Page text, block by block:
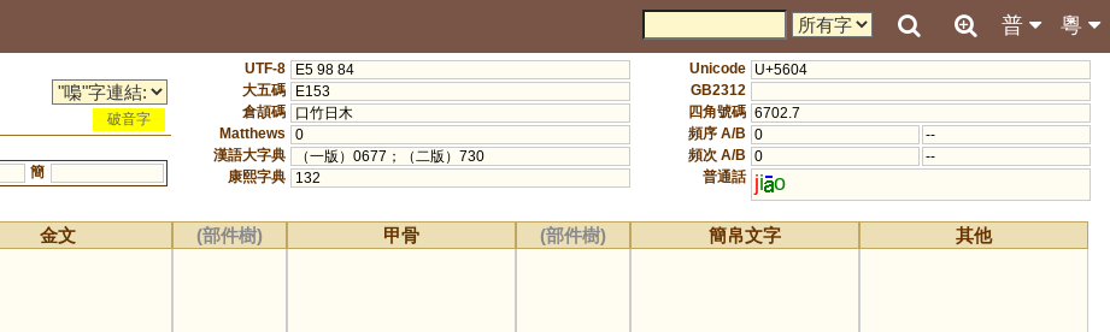
粵
普
破音字
簡
UTF-8
E5 98 84
大五碼
E153
倉頡碼
口竹日木
Matthews
0
漢語大字典
（一版）0677；（二版）730
康熙字典
132
Unicode U+5604
GB2312
四角號碼 6702.7
頻序 A/B 0
--
頻次 A/B 0
--
普通話 ji o
金文 (部件樹) 甲骨 (部件樹) 簡帛文字 其他